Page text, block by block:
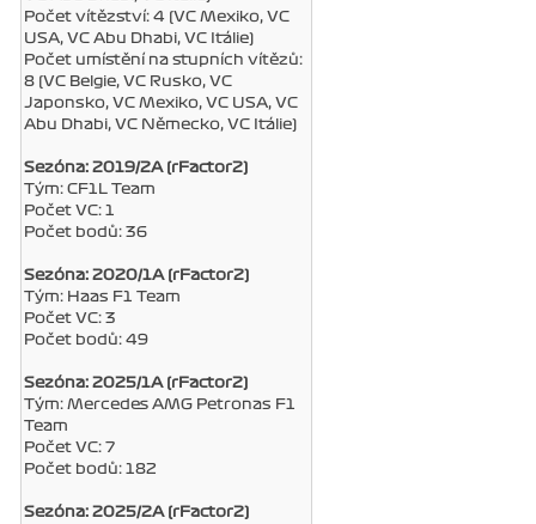
Počet vítězství: 4 (VC Mexiko, VC
USA, VC Abu Dhabi, VC Itálie)
Počet umístění na stupních vítězů:
8 (VC Belgie, VC Rusko, VC
Japonsko, VC Mexiko, VC USA, VC
Abu Dhabi, VC Německo, VC Itálie)
Sezóna: 2019/2A (rFactor2)
Tým: CF1L Team
Počet VC: 1
Počet bodů: 36
Sezóna: 2020/1A (rFactor2)
Tým: Haas F1 Team
Počet VC: 3
Počet bodů: 49
Sezóna: 2025/1A (rFactor2)
Tým: Mercedes AMG Petronas F1
Team
Počet VC: 7
Počet bodů: 182
Sezóna: 2025/2A (rFactor2)